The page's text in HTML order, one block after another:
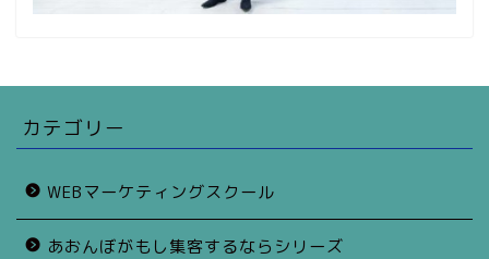
カテゴリー
WEBマーケティングスクール
あおんぼがもし集客するならシリーズ